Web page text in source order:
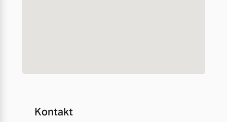
Kontakt